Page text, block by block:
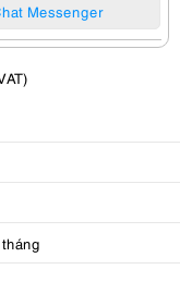
Messenger